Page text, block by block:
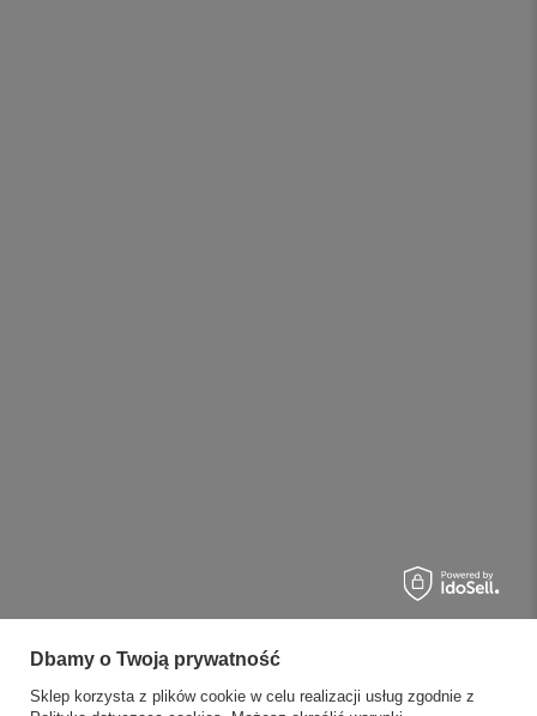
Dbamy o Twoją prywatność
Sklep korzysta z plików cookie w celu realizacji usług zgodnie z